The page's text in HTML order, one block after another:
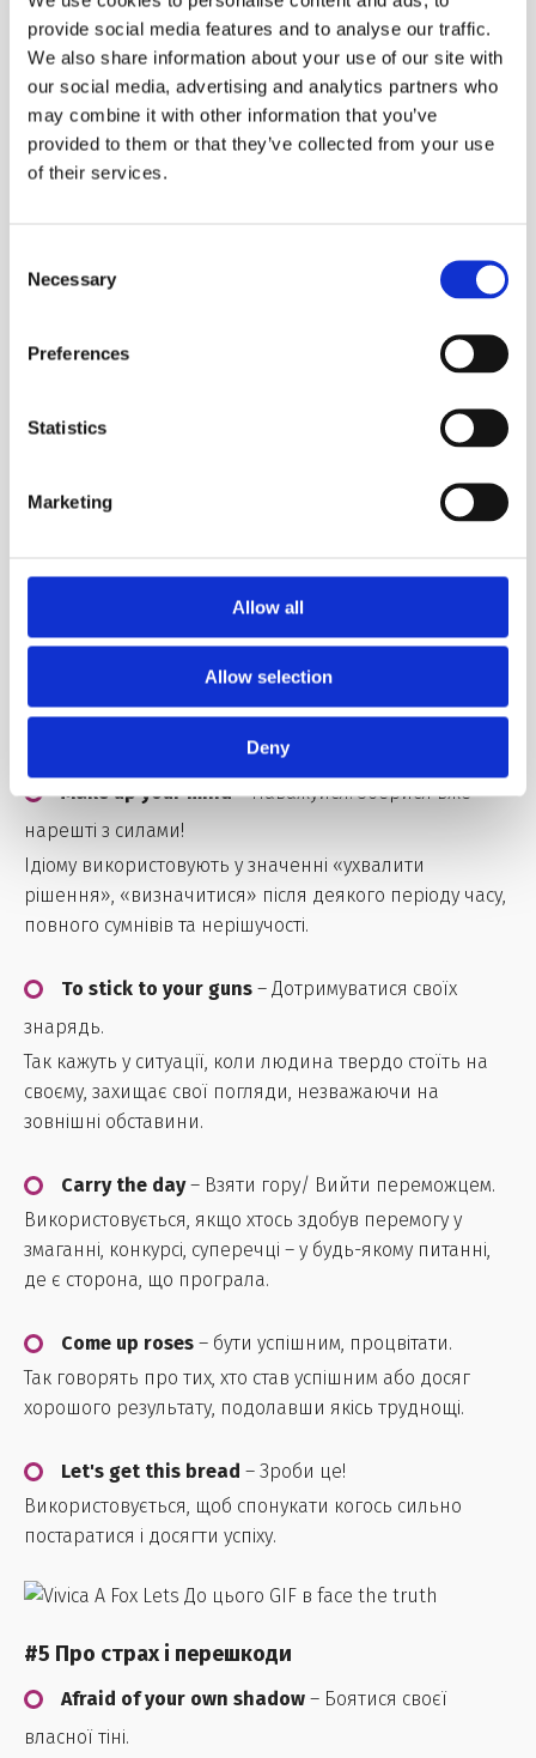
provide social media features and to analyse our traffic.
We also share information about your use of our site with
our social media, advertising and analytics partners who
may combine it with other information that you’ve
provided to them or that they’ve collected from your use
of their services.
Selection
Necessary
Preferences
Statistics
Marketing
Allow all
Allow selection
Deny
новину.
Вживається в тих ситуаціях, коли хтось робить заяву,
яка шокує все навколо, розповідає про те, що ніхто не
очікував почути.
To come up trumps
ситуацію чи проблему, яка вирішилася набагато
краще, ніж спочатку передбачалося.
Chase rainbows
– Намагатися зробити щось
Цю ідіому вживають, коли говорять про людину, яка
– вдаватися до
Наступні ідіоми англійською стануть у нагоді тобі,
якщо потрібно буде в розмові когось підбадьорити,
Make up your mind– Наважуйся! Зберися вже
нарешті з силами!
Ідіому використовують у значенні «ухвалити
рішення», «визначитися» після деякого періоду часу,
повного сумнівів та нерішучості.
To stick to your guns – Дотримуватися своїх
знарядь.
Так кажуть у ситуації, коли людина твердо стоїть на
своєму, захищає свої погляди, незважаючи на
зовнішні обставини.
Carry the day– Взяти гору/ Вийти переможцем.
Використовується, якщо хтось здобув перемогу у
змаганні, конкурсі, суперечці – у будь-якому питанні,
де є сторона, що програла.
Come up roses – бути успішним, процвітати.
Так говорять про тих, хто став успішним або досяг
хорошого результату, подолавши якісь труднощі.
Let's get this bread – Зроби це!
Використовується, щоб спонукати когось сильно
постаратися і досягти успіху.
#5 Про страх і перешкоди
Afraid of your own shadow – Боятися своєї
власної тіні.